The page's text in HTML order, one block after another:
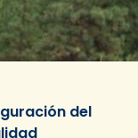
del